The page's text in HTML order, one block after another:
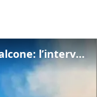
Incendio tra Duino e Monfalcone: l’intervento dei vigili del fuoco